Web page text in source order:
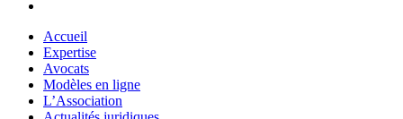
Accueil
Expertise
Avocats
Modèles en ligne
L’Association